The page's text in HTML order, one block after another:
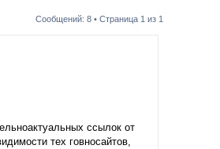
Сообщений: 8 • Страница 1 из 1
ссылок от
тех говносайтов,